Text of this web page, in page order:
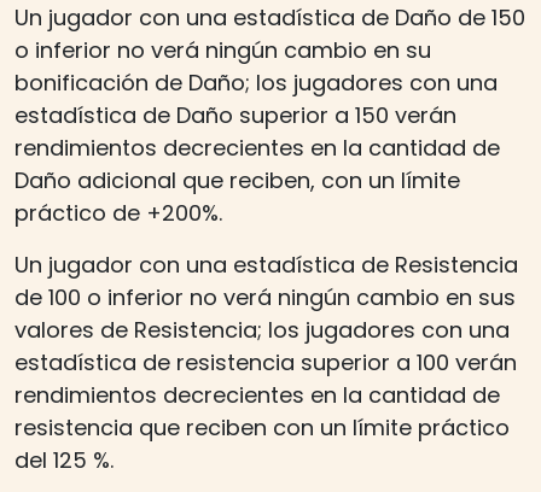
Un jugador con una estadística de Daño de 150
o inferior no verá ningún cambio en su
bonificación de Daño; los jugadores con una
estadística de Daño superior a 150 verán
rendimientos decrecientes en la cantidad de
Daño adicional que reciben, con un límite
práctico de +200%.
Un jugador con una estadística de Resistencia
de 100 o inferior no verá ningún cambio en sus
valores de Resistencia; los jugadores con una
estadística de resistencia superior a 100 verán
rendimientos decrecientes en la cantidad de
resistencia que reciben con un límite práctico
del 125 %.